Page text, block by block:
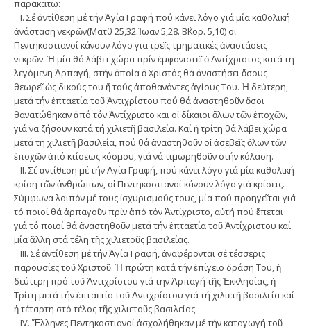
παρακάτω:
I. Σέ ἀντίθεση μέ τήν Ἁγία Γραφή πού κάνει λόγο γιά μία καθολική
ἀνάσταση νεκρῶν(Ματθ 25,32.Ἰωαν.5,28. Β΄Κορ. 5,10) οἱ
Πεντηκοστιανοί κάνουν λόγο για τρεῖς τμηματικές ἀναστάσεις
νεκρῶν. Ἡ μία θά λάβει χώρα πρίν ἐμφανιστεῖ ὁ Ἀντίχριστος κατά τη
λεγόμενη Ἁρπαγή, στήν ὁποία ὁ Χριστός θά ἀναστήσει ὅσους
θεωρεῖ ὡς δικούς του ἤ τούς ἀποθανόντες ἁγίους Του. Ἡ δεύτερη,
μετά τήν ἑπταετία τοῦ Ἀντιχρίστου πού θά ἀναστηθοῦν ὅσοι
θανατώθηκαν ἀπό τόν Ἀντίχριστο και οἱ δίκαιοι ὅλων τῶν ἐποχῶν,
γιά να ζήσουν κατά τή χιλιετῆ βασιλεία. Καί ἡ τρίτη θά λάβει χώρα
μετά τη χιλιετῆ βασιλεία, πού θά ἀναστηθοῦν οἱ ἀσεβεῖς ὅλων τῶν
ἐποχῶν ἀπό κτίσεως κόσμου, γιά νά τιμωρηθοῦν στήν κόλαση.
II. Σέ ἀντίθεση μέ τήν Ἁγία Γραφή, πού κάνει λόγο γιά μία καθολική
κρίση τῶν ἀνθρώπων, οἱ Πεντηκοστιανοί κάνουν λόγο γιά κρίσεις.
Σύμφωνα λοιπόν μέ τους ἰσχυρισμούς τους, μία πού προηγεῖται γιά
τό ποιοί θά ἁρπαγοῦν πρίν ἀπό τόν Ἀντίχριστο, αὐτή πού ἕπεται
γιά τό ποιοί θά ἀναστηθοῦν μετά τήν ἑπταετία τοῦ Ἀντίχριστου καί
μία ἄλλη στά τέλη τῆς χιλιετοῦς βασιλείας.
III. Σέ ἀντίθεση μέ τήν Ἁγία Γραφή, ἀναφέρονται σέ τέσσερις
παρουσίες τοῦ Χριστοῦ. Ἡ πρώτη κατά τήν ἐπίγειο δράση Του, ἡ
δεύτερη πρό τοῦ Ἀντιχρίστου γιά την Ἁρπαγή τῆς Ἐκκλησίας, ἡ
Τρίτη μετά τήν ἑπταετία τοῦ Ἀντιχρίστου γιά τή χιλιετῆ βασιλεία καί
ἡ τέταρτη στό τέλος τῆς χιλιετοῦς βασιλείας.
IV. Ἕλληνες Πεντηκοστιανοί ἀσχολήθηκαν μέ τήν καταγωγή τοῦ